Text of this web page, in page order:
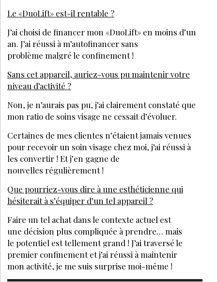
Le «DuoLift» est-il rentable ?
J’ai choisi de financer mon «DuoLift» en moins d’un
an. J’ai réussi à m’autofinancer sans
problème malgré le confinement !
Sans cet appareil, auriez-vous pu maintenir votre
niveau d’activité ?
Non, je n’aurais pas pu, j’ai clairement constaté que
mon ratio de soins visage ne cessait d’évoluer.
Certaines de mes clientes n’étaient jamais venues
pour recevoir un soin visage chez moi, j’ai réussi à
les convertir ! Et j’en gagne de
nouvelles régulièrement !
Que pourriez-vous dire à une esthéticienne qui
hésiterait à s’équiper d’un tel appareil ?
Faire un tel achat dans le contexte actuel est
une décision plus compliquée à prendre… mais
le potentiel est tellement grand ! J’ai traversé le
premier confinement et j’ai réussi à maintenir
mon activité, je me suis surprise moi-même !